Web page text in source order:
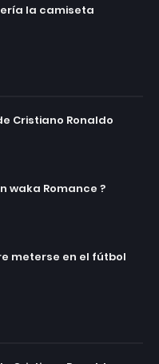
la camiseta
Cristiano Ronaldo
waka Romance ?
meterse en el fútbol